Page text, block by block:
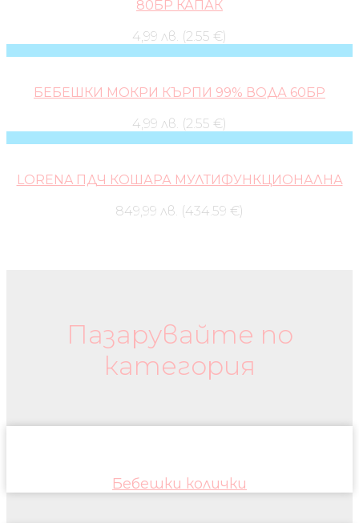
80БР КАПАК
4,99 лв. (2.55 €)
БЕБЕШКИ МОКРИ КЪРПИ 99% ВОДА 60БР
4,99 лв. (2.55 €)
LORENA ПДЧ КОШАРА МУЛТИФУНКЦИОНАЛНА
849,99 лв. (434.59 €)
Пазарувайте по
категория
Бебешки колички